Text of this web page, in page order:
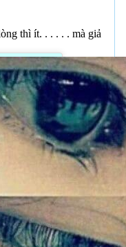
thì ít. . . . . . mà giả